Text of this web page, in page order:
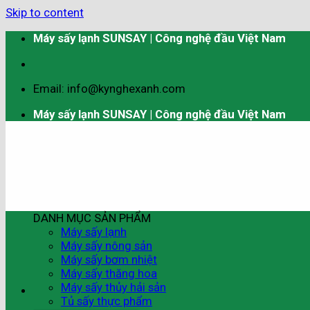
Skip to content
Máy sấy lạnh SUNSAY | Công nghệ đầu Việt Nam
Email: info@kynghexanh.com
Máy sấy lạnh SUNSAY | Công nghệ đầu Việt Nam
DANH MỤC SẢN PHẨM
Máy sấy lạnh
Máy sấy nông sản
Máy sấy bơm nhiệt
Máy sấy thăng hoa
Máy sấy thủy hải sản
Tủ sấy thực phẩm